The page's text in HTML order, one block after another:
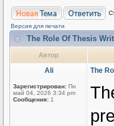
Версия для печати
The Role Of Thesis
Автор
Ali
Зарегистрирован: Пн
май 04, 2026 3:34 pm
Сообщения: 1
The